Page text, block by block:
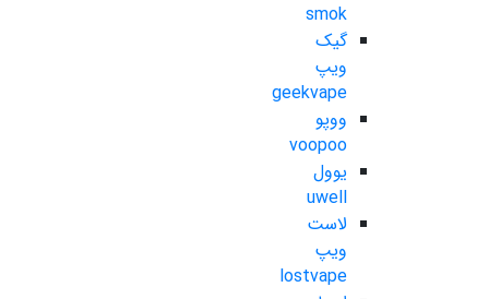
smok
گیک
ویپ
geekvape
ووپو
voopoo
یوول
uwell
لاست
ویپ
lostvape